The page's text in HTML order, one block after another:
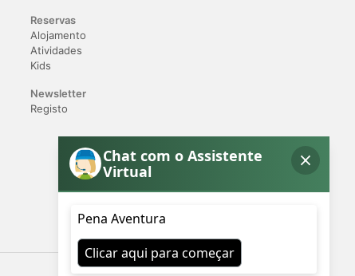
Reservas
Alojamento
Atividades
Kids
Newsletter
Registo